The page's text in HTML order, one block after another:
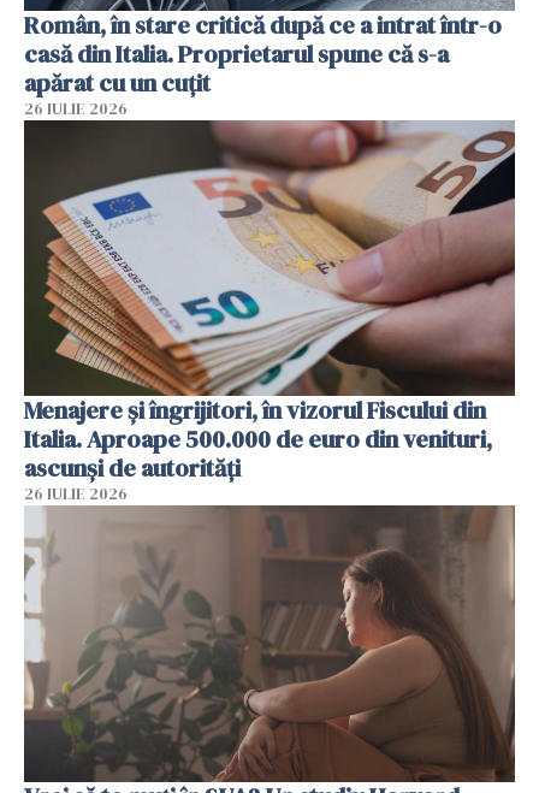
Român, în stare critică după ce a intrat într-o
casă din Italia. Proprietarul spune că s-a
apărat cu un cuțit
26 IULIE 2026
Menajere și îngrijitori, în vizorul Fiscului din
Italia. Aproape 500.000 de euro din venituri,
ascunși de autorități
26 IULIE 2026